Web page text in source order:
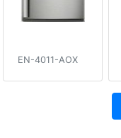
EN-4011-AOX